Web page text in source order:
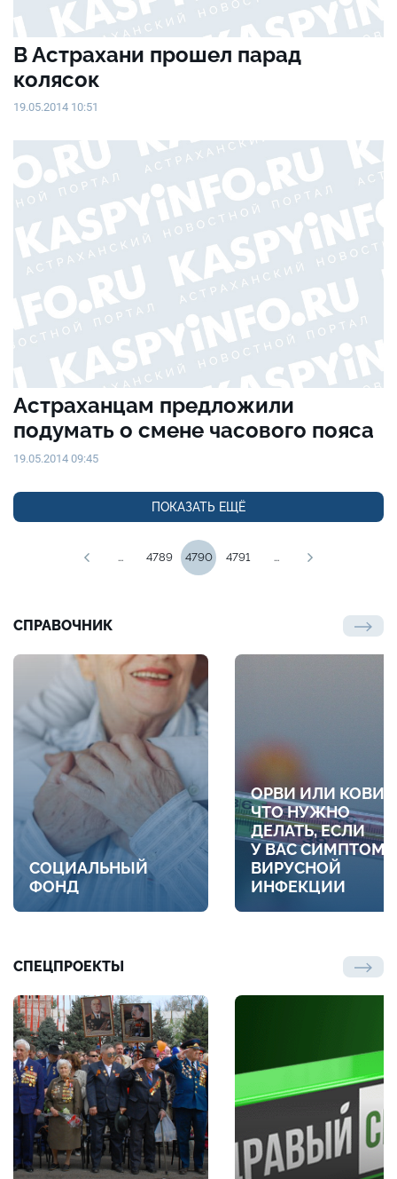
В Астрахани прошел парад
колясок
19.05.2014 10:51
Астраханцам предложили
подумать о смене часового пояса
19.05.2014 09:45
ПОКАЗАТЬ ЕЩЁ
... 4789 4790 4791 ...
СПРАВОЧНИК
СОЦИАЛЬНЫЙ
ФОНД
ОРВИ ИЛИ
ЧТО НУЖНО
ДЕЛАТЬ, ЕСЛИ
У ВАС
ВИРУСНОЙ
ИНФЕКЦИИ
СПЕЦПРОЕКТЫ